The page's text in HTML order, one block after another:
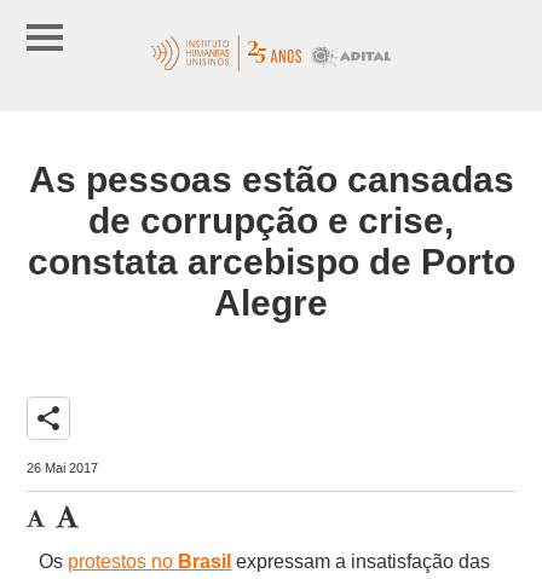
As pessoas estão cansadas
de corrupção e crise,
constata arcebispo de Porto
Alegre
share
26 Mai 2017
Os protestos no Brasil expressam a insatisfação das